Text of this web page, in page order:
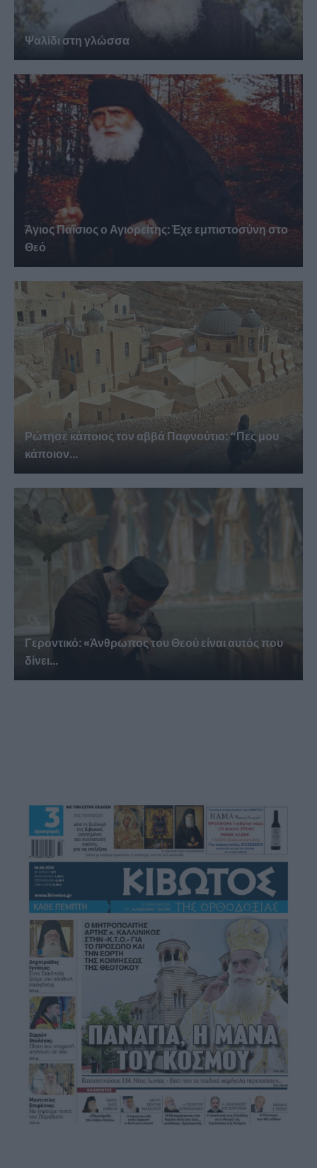
Ψαλίδι στη γλώσσα
Άγιος Παΐσιος ο Αγιορείτης: Ἐχε εμπιστοσύνη στο
Θεό
Ρώτησε κάποιος τον αββά Παφνούτιο: “Πες μου
κάποιον...
Γεροντικό: «Άνθρωπος του Θεού είναι αυτός που
δίνει...